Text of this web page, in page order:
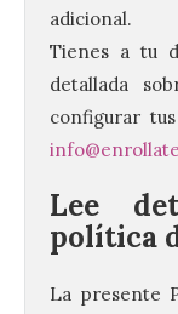
adicional.
Tienes a tu
detallada
configurar
Lee
política
La presente